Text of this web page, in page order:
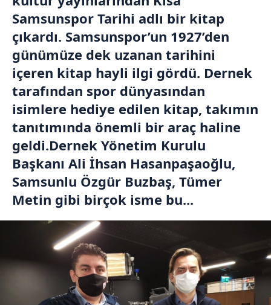
Samsunspor Tarihi adlı bir kitap
çıkardı. Samsunspor’un 1927’den
günümüze dek uzanan tarihini
içeren kitap hayli ilgi gördü. Dernek
tarafından spor dünyasından
isimlere hediye edilen kitap, takımın
tanıtımında önemli bir araç haline
geldi.Dernek Yönetim Kurulu
Başkanı Ali İhsan Hasanpaşaoğlu,
Samsunlu Özgür Buzbaş, Tümer
Metin gibi birçok isme bu...